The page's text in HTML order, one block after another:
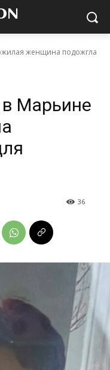
женщина подожгла
Марьине
36